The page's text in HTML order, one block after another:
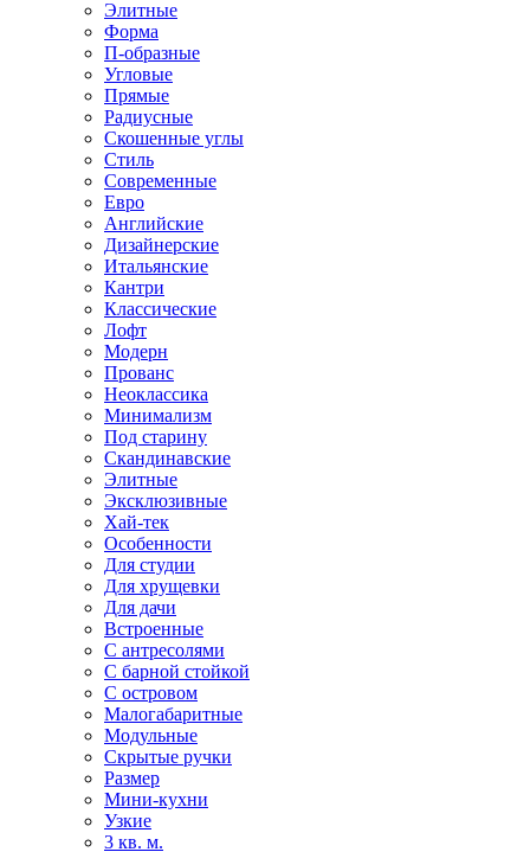
Элитные
Форма
П-образные
Угловые
Прямые
Радиусные
Скошенные углы
Стиль
Современные
Евро
Английские
Дизайнерские
Итальянские
Кантри
Классические
Лофт
Модерн
Прованс
Неоклассика
Минимализм
Под старину
Скандинавские
Элитные
Эксклюзивные
Хай-тек
Особенности
Для студии
Для хрущевки
Для дачи
Встроенные
С антресолями
С барной стойкой
С островом
Малогабаритные
Модульные
Скрытые ручки
Размер
Мини-кухни
Узкие
3 кв. м.